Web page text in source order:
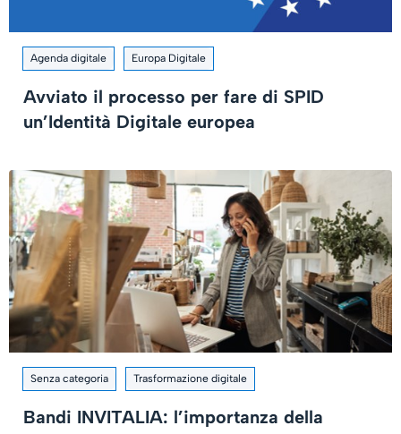
Agenda digitale Europa Digitale
Avviato il processo per fare di SPID
un’Identità Digitale europea
Senza categoria Trasformazione digitale
Bandi INVITALIA: l’importanza della